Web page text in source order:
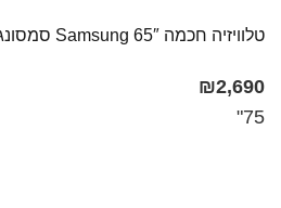
טלוויזיה חכמה 65″ Samsung​ סמסונג דגם UE65AU7100​
₪2,690
75"